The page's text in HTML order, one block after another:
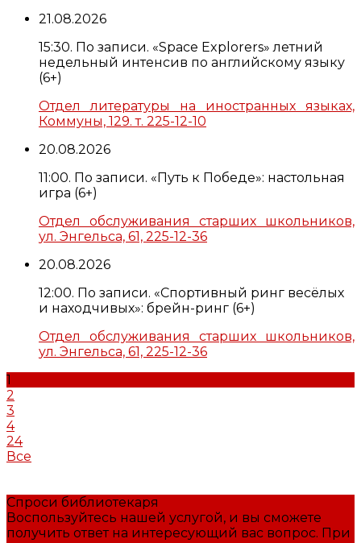
21.08.2026
15:30. По записи. «Space Explorers» летний
недельный интенсив по английскому языку
(6+)
Отдел литературы на иностранных языках,
Коммуны, 129. т. 225-12-10
20.08.2026
11:00. По записи. «Путь к Победе»: настольная
игра (6+)
Отдел обслуживания старших школьников,
ул. Энгельса, 61, 225-12-36
20.08.2026
12:00. По записи. «Спортивный ринг весёлых
и находчивых»: брейн-ринг (6+)
Отдел обслуживания старших школьников,
ул. Энгельса, 61, 225-12-36
1
2
3
4
24
Все
Спроси библиотекаря
Воспользуйтесь нашей услугой, и вы сможете
получить ответ на интересующий вас вопрос. При